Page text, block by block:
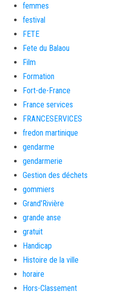
femmes
festival
FETE
Fete du Balaou
Film
Formation
Fort-de-France
France services
FRANCESERVICES
fredon martinique
gendarme
gendarmerie
Gestion des déchets
gommiers
Grand'Rivière
grande anse
gratuit
Handicap
Histoire de la ville
horaire
Hors-Classement